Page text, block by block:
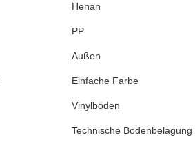
Henan
PP
Außen
Einfache Farbe
Vinylböden
Technische Bodenbelagung